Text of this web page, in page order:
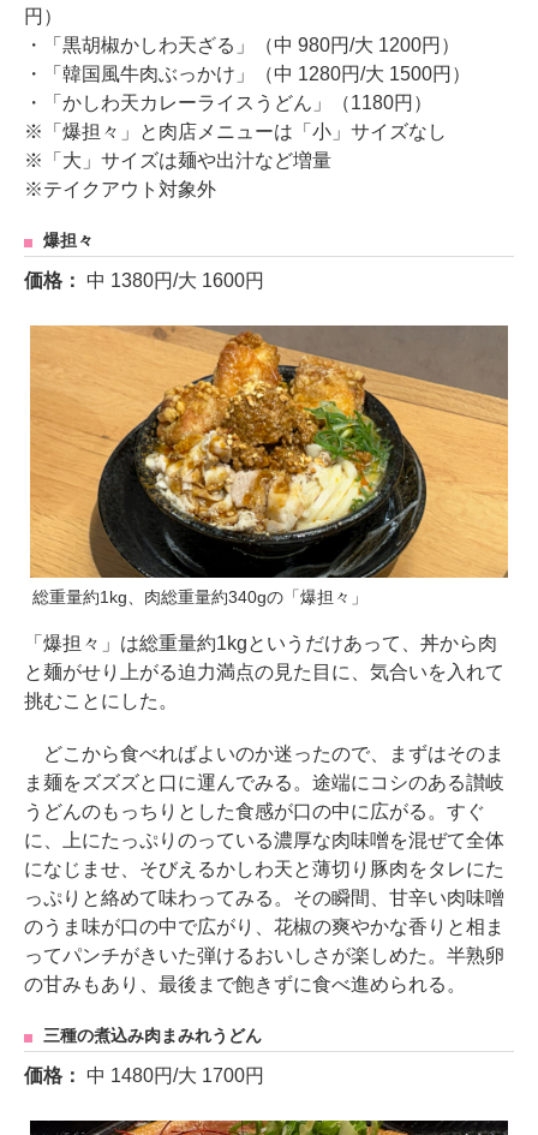
円）
・「黒胡椒かしわ天ざる」（中 980円/大 1200円）
・「韓国風牛肉ぶっかけ」（中 1280円/大 1500円）
・「かしわ天カレーライスうどん」（1180円）
※「爆担々」と肉店メニューは「小」サイズなし
※「大」サイズは麺や出汁など増量
※テイクアウト対象外
爆担々
価格： 中 1380円/大 1600円
総重量約1kg、肉総重量約340gの「爆担々」
「爆担々」は総重量約1kgというだけあって、丼から肉
と麺がせり上がる迫力満点の見た目に、気合いを入れて
挑むことにした。
どこから食べればよいのか迷ったので、まずはそのま
ま麺をズズズと口に運んでみる。途端にコシのある讃岐
うどんのもっちりとした食感が口の中に広がる。すぐ
に、上にたっぷりのっている濃厚な肉味噌を混ぜて全体
になじませ、そびえるかしわ天と薄切り豚肉をタレにた
っぷりと絡めて味わってみる。その瞬間、甘辛い肉味噌
のうま味が口の中で広がり、花椒の爽やかな香りと相ま
ってパンチがきいた弾けるおいしさが楽しめた。半熟卵
の甘みもあり、最後まで飽きずに食べ進められる。
三種の煮込み肉まみれうどん
価格： 中 1480円/大 1700円